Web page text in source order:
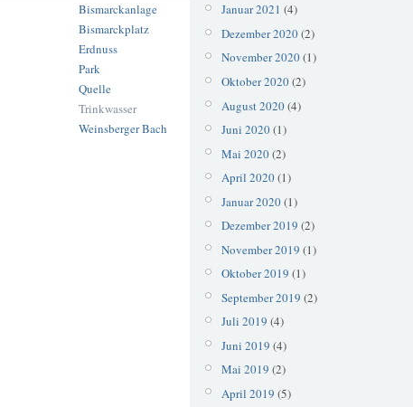
Bismarckanlage
Bismarckplatz
Erdnuss
Park
Quelle
Trinkwasser
Weinsberger Bach
Januar 2021 (4)
Dezember 2020(2)
November 2020(1)
Oktober 2020(2)
August 2020(4)
Juni 2020(1)
Mai 2020(2)
April 2020(1)
Januar 2020(1)
Dezember 2019 (2)
November 2019 (1)
Oktober 2019 (1)
September 2019 (2)
Juli 2019 (4)
Juni 2019 (4)
Mai 2019 (2)
April 2019 (5)